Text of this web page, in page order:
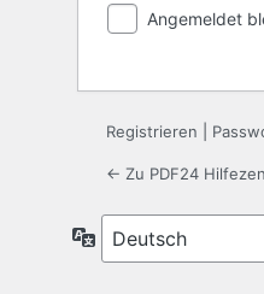
Angemeldet
Registrieren
← Zu PDF24
Sprache